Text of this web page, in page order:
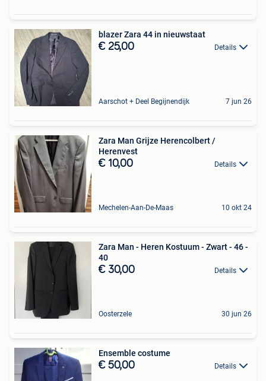
blazer Zara 44 in nieuwstaat
€ 25,00 Details
Aarschot + Deel Begijnendijk 7 jun 26
Zara Man Grijze Herencolbert /
Herenvest
€ 10,00 Details
Mechelen-Aan-De-Maas 10 okt 24
Zara Man - Heren Kostuum - Zwart - 46 -
40
€ 30,00 Details
Oosterzele 30 jun 26
Ensemble costume
€ 50,00 Details